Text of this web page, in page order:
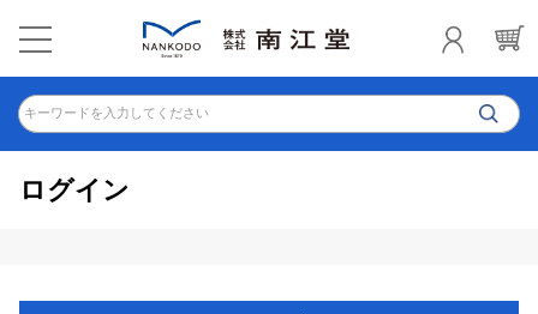
キーワードを入力してください
ログイン